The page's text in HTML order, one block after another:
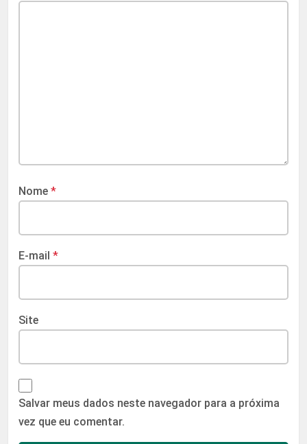
Nome *
E-mail *
Site
Salvar meus dados neste navegador para a próxima
vez que eu comentar.